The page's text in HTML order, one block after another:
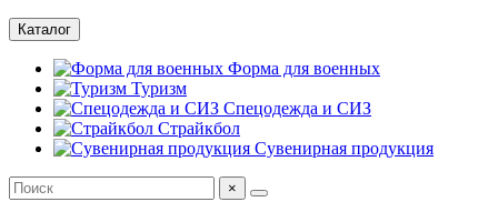
Каталог
Форма для военных
Туризм
Спецодежда и СИЗ
Страйкбол
Сувенирная продукция
×